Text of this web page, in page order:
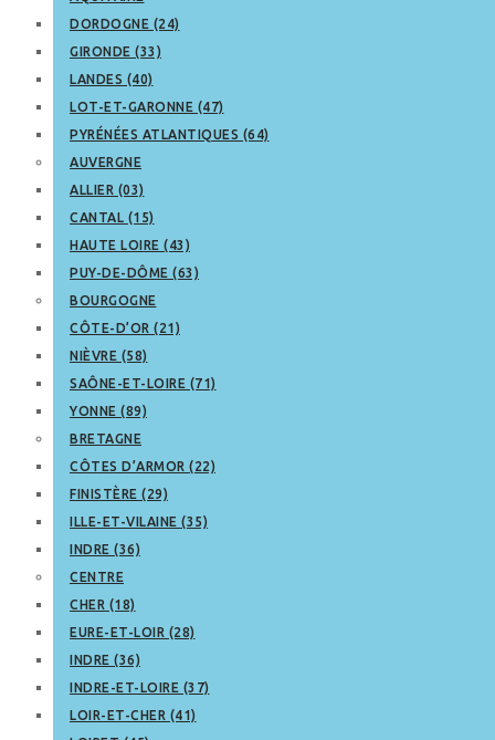
DORDOGNE (24)
GIRONDE (33)
LANDES (40)
LOT-ET-GARONNE (47)
PYRÉNÉES ATLANTIQUES (64)
AUVERGNE
ALLIER (03)
CANTAL (15)
HAUTE LOIRE (43)
PUY-DE-DÔME (63)
BOURGOGNE
CÔTE-D’OR (21)
NIÈVRE (58)
SAÔNE-ET-LOIRE (71)
YONNE (89)
BRETAGNE
CÔTES D’ARMOR (22)
FINISTÈRE (29)
ILLE-ET-VILAINE (35)
INDRE (36)
CENTRE
CHER (18)
EURE-ET-LOIR (28)
INDRE (36)
INDRE-ET-LOIRE (37)
LOIR-ET-CHER (41)